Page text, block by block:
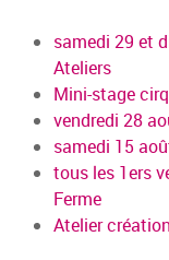
samedi 29 et
Ateliers
Mini-stage
vendredi 28
samedi 15
tous les 1ers
Ferme
Atelier